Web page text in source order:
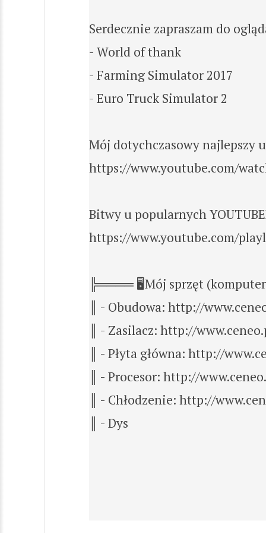
Serdecznie zapraszam do
- World of thank
- Farming Simulator 2017
- Euro Truck Simulator 2
Mój dotychczasowy najlepszy
https://www.youtube.com/
Bitwy u popularnych
https://www.youtube.com/
╠════ 🖥️Mój sprzęt
║ - Obudowa: http://
║ - Zasilacz: http://
║ - Płyta główna: http://
║ - Procesor: http://
║ - Chłodzenie: http://
║ - Dys